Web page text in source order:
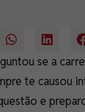
se a
te causou
e